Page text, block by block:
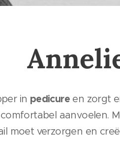
in pedicure en zorgt
aanvoelen.
moet verzorgen en